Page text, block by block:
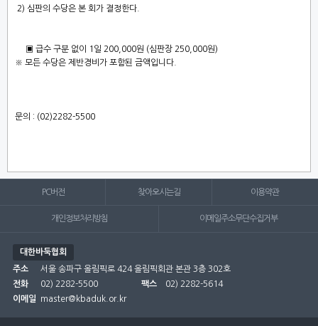
2) 심판의 수당은 본 회가 결정한다
▣ 급수 구분 없이 1 일 200,000원 (심판장 250,000원)
※ 모든 수당은 제반경비가 포함된 금액입니다
문의 : (02)2282-5500
PC버전 찾아오시는길 이용약관
개인정보처리방침 이메일주소무단수집거부
대한바둑협회
주소
서울 송파구 올림픽로 424 올림픽회관 본관 3층 302호
전화
02) 2282-5500 팩스
02) 2282-5614
이메일
master@kbaduk.or.kr